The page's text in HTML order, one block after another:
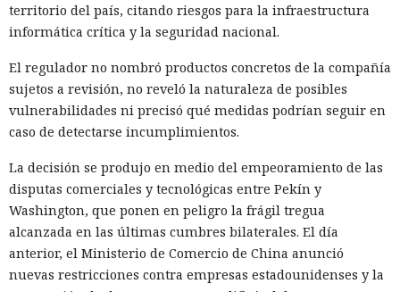
territorio del país, citando riesgos para la infraestructura
informática crítica y la seguridad nacional.
El regulador no nombró productos concretos de la compañía
sujetos a revisión, no reveló la naturaleza de posibles
vulnerabilidades ni precisó qué medidas podrían seguir en
caso de detectarse incumplimientos.
La decisión se produjo en medio del empeoramiento de las
disputas comerciales y tecnológicas entre Pekín y
Washington, que ponen en peligro la frágil tregua
alcanzada en las últimas cumbres bilaterales. El día
anterior, el Ministerio de Comercio de China anunció
nuevas restricciones contra empresas estadounidenses y la